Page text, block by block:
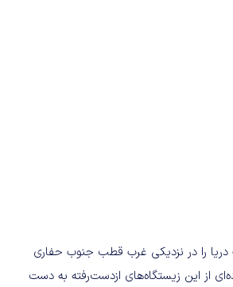
کف دریا را در نزدیکی غرب قطب جنوب حفاری
از این زیستگاه‌های ازدست‌رفته به دست